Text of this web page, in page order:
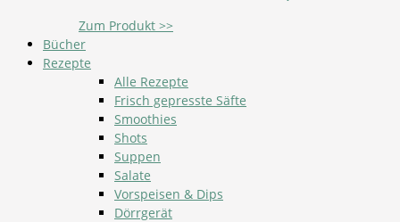
Zum Produkt >>
Bücher
Rezepte
Alle Rezepte
Frisch gepresste Säfte
Smoothies
Shots
Suppen
Salate
Vorspeisen & Dips
Dörrgerät